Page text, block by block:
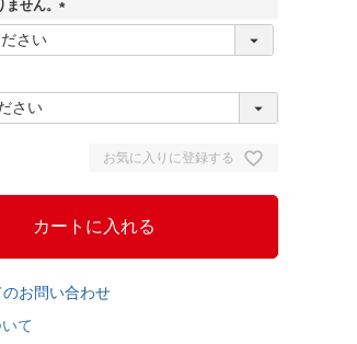
せん。
(
)
お気に入りに登録する
カートに入れる
お問い合わせ
て